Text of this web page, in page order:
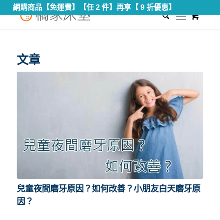
網購商品【免運費】【任 2 件】再享【 9 折優惠】
您現在的位置： 首頁 /兒童磨牙主要原因
文章
兒童夜間磨牙原因？如何改善？小朋友白天磨牙原
因？